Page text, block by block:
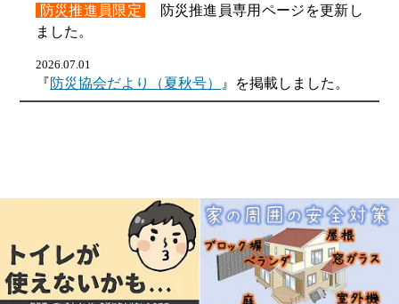
防災推進員限定
防災推進員専用ページを更新し
ました。
2026.07.01
『防災協会だより（夏秋号） 』を掲載しました。
価格改定のお知らせ（2026年7月1日～）
2026年7月1日より価格改定を実施させていただき
ます。
＜価格改定の概要＞